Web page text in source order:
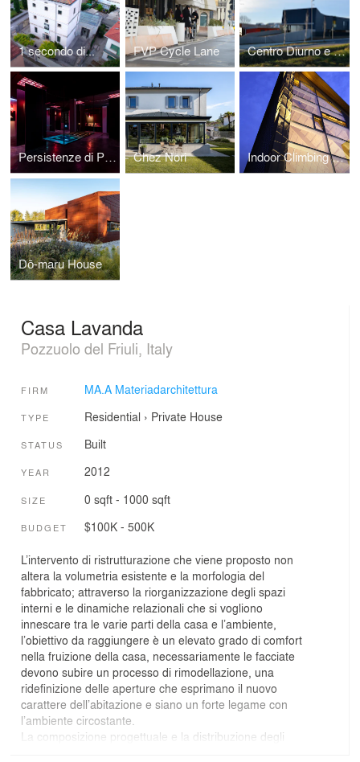
1 secondo di... FVP Cycle Lane Centro Diurno e Sede della Cooperativa Sociale ACLI
Persistenze di Pensiero Chez Nori Indoor Climbing Gym
Dō-maru House
Casa Lavanda
Pozzuolo del Friuli, Italy
FIRM MA.A Materiadarchitettura
TYPE Residential › Private House
STATUS Built
YEAR 2012
SIZE 0 sqft - 1000 sqft
BUDGET $100K - 500K
L’intervento di ristrutturazione che viene proposto non
altera la volumetria esistente e la morfologia del
fabbricato; attraverso la riorganizzazione degli spazi
interni e le dinamiche relazionali che si vogliono
innescare tra le varie parti della casa e l’ambiente,
l’obiettivo da raggiungere è un elevato grado di comfort
nella fruizione della casa, necessariamente le facciate
devono subire un processo di rimodellazione, una
ridefinizione delle aperture che esprimano il nuovo
carattere dell’abitazione e siano un forte legame con
l’ambiente circostante.
La composizione progettuale e la distribuzione degli